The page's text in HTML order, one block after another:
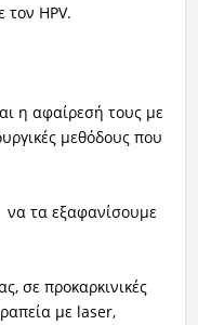
HPV.
η αφαίρεσή τους με
μεθόδους που
τα εξαφανίσουμε
σε προκαρκινικές
με laser,